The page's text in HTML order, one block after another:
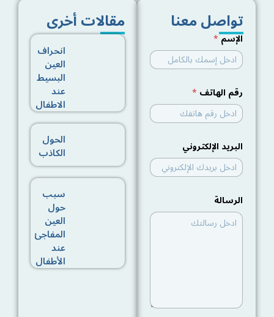
تواصل معنا
الإسم*
رقم الهاتف *
البريد الإلكتروني
ل
إ
ل
ل
الرسالة
مقالات أخرى
انحراف
العين
البسيط
عند
الاطفال
الحول
الكاذب
سبب
حول
العين
المفاجئ
عند
الأطفال